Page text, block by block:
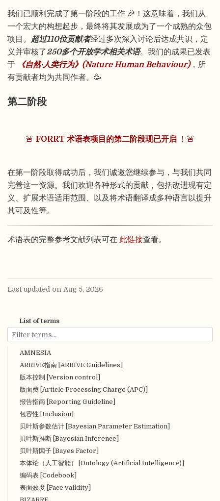
List of terms
AMNESIA
ARRIVE指南 [ARRIVE Guidelines]
版本控制 [Version control]
版面费 [Article Processing Charge (APC)]
报告指南 [Reporting Guideline]
包容性 [Inclusion]
贝叶斯参数估计 [Bayesian Parameter Estimation]
贝叶斯推断 [Bayesian Inference]
贝叶斯因子 [Bayes Factor]
本体论（人工智能） [Ontology (Artificial Intelligence)]
编码表 [Codebook]
表面效度 [Face validity]
我们已顺利完成了第一阶段的工作 🎉！这意味着，我们从
一个宏大的构想起步，最终将其发展成为了一个成熟的众包
项目。 超过110位贡献者经过多次深入讨论后达成共识，定
义并审核了250多个开放学术相关术语。我们的成果已发表
于
《自然·人类行为》(Nature Human Behaviour)，所
有贡献者均为共同作者。🥳
第二阶段
🚨 FORRT 术语表项目的第二阶段现已开启 ！🚨
在第一阶段取得成功后，我们诚邀您继续参与，与我们共同
完善这一资源。我们欢迎各种形式的贡献，包括改进现有定
义、扩展术语适用范围、以及将术语翻译成多种语言以提升
其可及性等。
术语表的完整参考文献列表可在 此链接查看。
Last updated on Aug 5, 2026